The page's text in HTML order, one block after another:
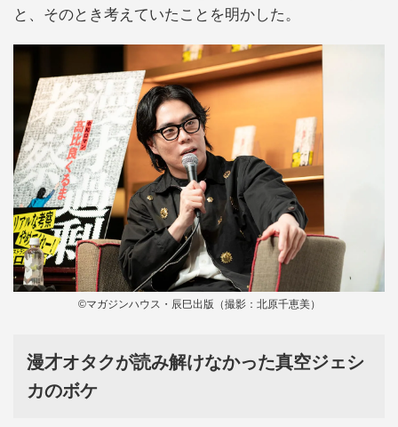
と、そのとき考えていたことを明かした。
©マガジンハウス・辰巳出版（撮影：北原千恵美）
漫才オタクが読み解けなかった真空ジェシ
カのボケ